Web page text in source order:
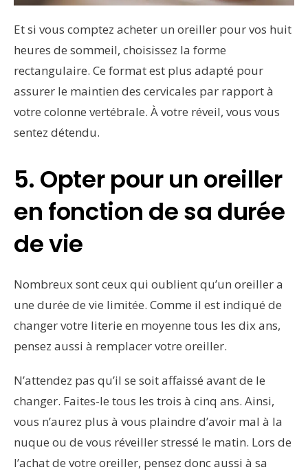
Et si vous comptez acheter un oreiller pour vos huit
heures de sommeil, choisissez la forme
rectangulaire. Ce format est plus adapté pour
assurer le maintien des cervicales par rapport à
votre colonne vertébrale. À votre réveil, vous vous
sentez détendu.
5. Opter pour un oreiller
en fonction de sa durée
de vie
Nombreux sont ceux qui oublient qu’un oreiller a
une durée de vie limitée. Comme il est indiqué de
changer votre literie en moyenne tous les dix ans,
pensez aussi à remplacer votre oreiller.
N’attendez pas qu’il se soit affaissé avant de le
changer. Faites-le tous les trois à cinq ans. Ainsi,
vous n’aurez plus à vous plaindre d’avoir mal à la
nuque ou de vous réveiller stressé le matin. Lors de
l’achat de votre oreiller, pensez donc aussi à sa